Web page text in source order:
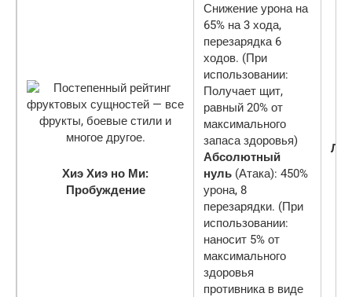
Хиэ Хиэ но Ми:
Пробуждение
Снижение урона на
65% на 3 хода,
перезарядка 6
ходов. (При
использовании:
Получает щит,
равный 20% от
максимального
запаса здоровья)
Абсолютный
нуль (Атака): 450%
урона, 8
перезарядки. (При
использовании:
наносит 5% от
максимального
здоровья
противника в виде